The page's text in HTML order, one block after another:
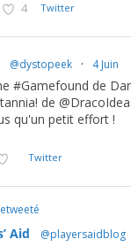
4 Twitter
@dystopeek · 4 Juin
#Gamefound de
de
qu'un petit effort !
Twitter
Aid @playersaidblog